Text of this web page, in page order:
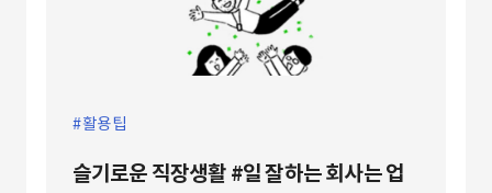
활용팁
슬기로운 직장생활 #일 잘하는 회사는 업